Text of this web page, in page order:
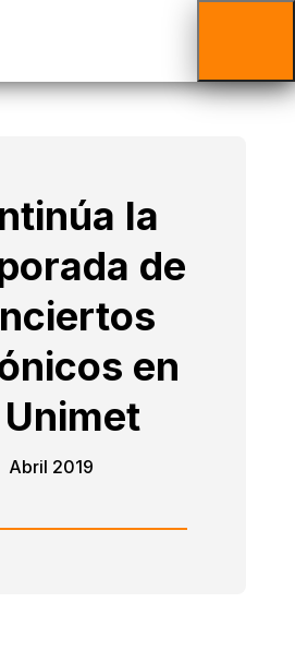
la
de
en
Abril 2019